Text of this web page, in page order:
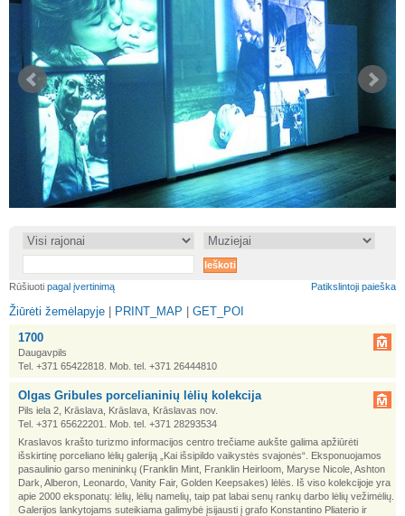
•
•
Rūšiuoti pagal įvertinimą Patikslintoji paieška
Žiūrėti žemėlapyje PRINT_MAP
GET_POI
1700
Daugavpils
Tel. +371 65422818. Mob. tel. +371 26444810
Olgas Gribules porcelianinių lėlių kolekcija
Pils iela 2, Krāslava, Krāslava, Krāslavas nov.
Tel. +371 65622201. Mob. tel. +371 28293534
Kraslavos krašto turizmo informacijos centro trečiame aukšte galima apžiūrėti
išskirtinę porceliano lėlių galeriją „Kai išsipildo vaikystės svajonės“. Eksponuojamos
pasaulinio garso menininkų (Franklin Mint, Franklin Heirloom, Maryse Nicole, Ashton
Dark, Alberon, Leonardo, Vanity Fair, Golden Keepsakes) lėlės. Iš viso kolekcijoje yra
apie 2000 eksponatų: lėlių, lėlių namelių, taip pat labai senų rankų darbo lėlių vežimėlių.
Galerijos lankytojams suteikiama galimybė įsijausti į grafo Konstantino Pliaterio ir